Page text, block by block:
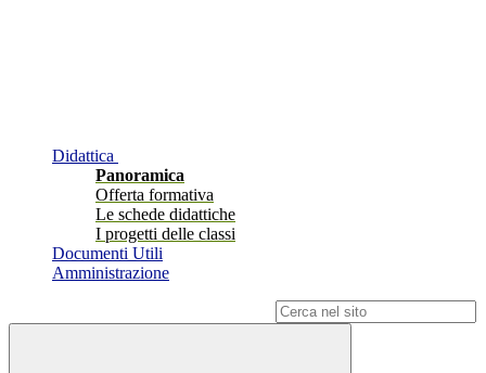
Didattica
Panoramica
Offerta formativa
Le schede didattiche
I progetti delle classi
Documenti Utili
Amministrazione